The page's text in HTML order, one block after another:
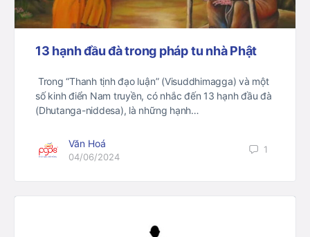
13 hạnh đầu đà trong pháp tu nhà Phật
​ Trong “Thanh tịnh đạo luận” (Visuddhimagga) và một
số kinh điển Nam truyền, có nhắc đến 13 hạnh đầu đà
(Dhutanga-niddesa), là những hạnh…
Văn Hoá
04/06/2024
1